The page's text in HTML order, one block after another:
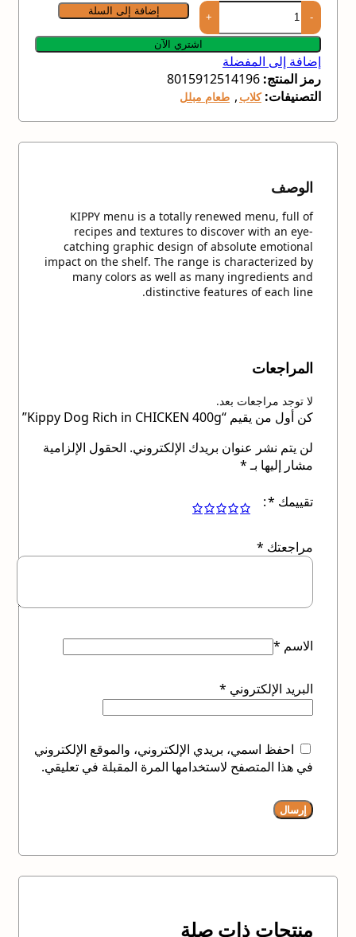
إضافة إلى السلة
اشتري الآن
إضافة إلى المفضلة
رمز المنتج: 8015912514196
التصنيفات: كلاب , طعام مبلل
الوصف
KIPPY menu is a totally renewed menu, full of
recipes and textures to discover with an eye-
catching graphic design of absolute emotional
impact on the shelf. The range is characterized by
many colors as well as many ingredients and
distinctive features of each line.
المراجعات
لا توجد مراجعات بعد.
كن أول من يقيم “Kippy Dog Rich in CHICKEN 400g”
لن يتم نشر عنوان بريدك الإلكتروني. الحقول الإلزامية
مشار إليها بـ*
تقييمك *
مراجعتك *
الاسم *
البريد الإلكتروني *
احفظ اسمي، بريدي الإلكتروني، والموقع الإلكتروني
في هذا المتصفح لاستخدامها المرة المقبلة في تعليقي.
منتجات ذات صلة